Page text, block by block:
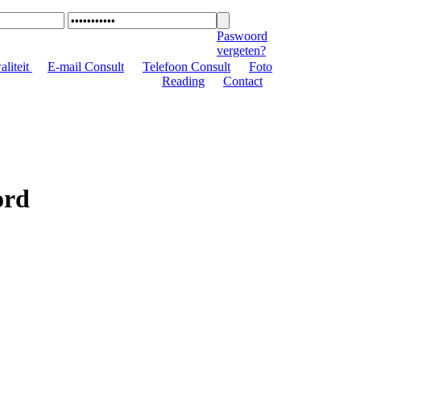
Paswoord
vergeten?
E-mail Consult Telefoon Consult
Foto
Reading
Contact